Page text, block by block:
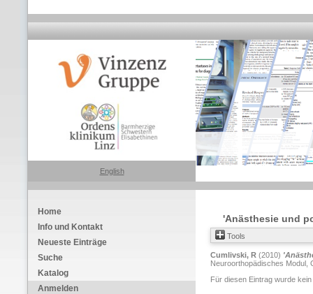
English
Home
Info und Kontakt
Neueste Einträge
Suche
Katalog
Anmelden
'Anästhesie und
Tools
Cumlivski, R (2010)
Neuroorthopädisches Modul,
Für diesen Eintrag wurde